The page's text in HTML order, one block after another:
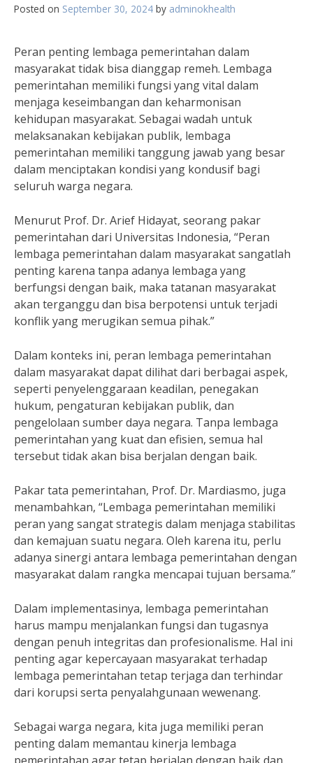
Posted on September 30, 2024 by adminokhealth
Peran penting lembaga pemerintahan dalam
masyarakat tidak bisa dianggap remeh. Lembaga
pemerintahan memiliki fungsi yang vital dalam
menjaga keseimbangan dan keharmonisan
kehidupan masyarakat. Sebagai wadah untuk
melaksanakan kebijakan publik, lembaga
pemerintahan memiliki tanggung jawab yang besar
dalam menciptakan kondisi yang kondusif bagi
seluruh warga negara.
Menurut Prof. Dr. Arief Hidayat, seorang pakar
pemerintahan dari Universitas Indonesia, “Peran
lembaga pemerintahan dalam masyarakat sangatlah
penting karena tanpa adanya lembaga yang
berfungsi dengan baik, maka tatanan masyarakat
akan terganggu dan bisa berpotensi untuk terjadi
konflik yang merugikan semua pihak.”
Dalam konteks ini, peran lembaga pemerintahan
dalam masyarakat dapat dilihat dari berbagai aspek,
seperti penyelenggaraan keadilan, penegakan
hukum, pengaturan kebijakan publik, dan
pengelolaan sumber daya negara. Tanpa lembaga
pemerintahan yang kuat dan efisien, semua hal
tersebut tidak akan bisa berjalan dengan baik.
Pakar tata pemerintahan, Prof. Dr. Mardiasmo, juga
menambahkan, “Lembaga pemerintahan memiliki
peran yang sangat strategis dalam menjaga stabilitas
dan kemajuan suatu negara. Oleh karena itu, perlu
adanya sinergi antara lembaga pemerintahan dengan
masyarakat dalam rangka mencapai tujuan bersama.”
Dalam implementasinya, lembaga pemerintahan
harus mampu menjalankan fungsi dan tugasnya
dengan penuh integritas dan profesionalisme. Hal ini
penting agar kepercayaan masyarakat terhadap
lembaga pemerintahan tetap terjaga dan terhindar
dari korupsi serta penyalahgunaan wewenang.
Sebagai warga negara, kita juga memiliki peran
penting dalam memantau kinerja lembaga